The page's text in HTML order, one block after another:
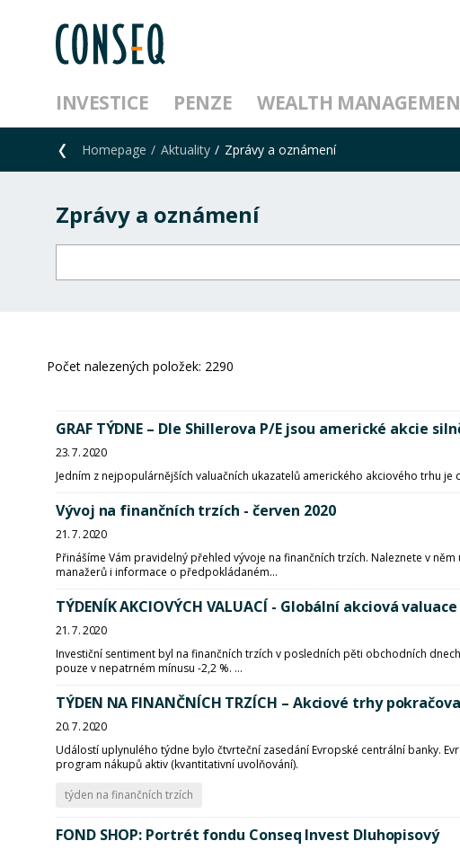
INVESTICE PENZE WEALTH
Homepage Aktuality Zprávy a oznámení
Zprávy a oznámení
Počet nalezených položek: 2290
GRAF TÝDNE – Dle Shillerova P/E jsou americké akcie
23. 7. 2020
Jedním z nejpopulárnějších valuačních ukazatelů amerického akciového trhu
Vývoj na finančních trzích - červen 2020
21. 7. 2020
Přinášíme Vám pravidelný přehled vývoje na finančních trzích. Naleznete v
manažerů i informace o předpokládaném...
TÝDENÍK AKCIOVÝCH VALUACÍ - Globální akciová
21. 7. 2020
Investiční sentiment byl na finančních trzích v posledních pěti obchodních
pouze v nepatrném mínusu -2,2 %. ...
TÝDEN NA FINANČNÍCH TRZÍCH – Akciové trhy
20. 7. 2020
Událostí uplynulého týdne bylo čtvrteční zasedání Evropské centrální banky.
program nákupů aktiv (kvantitativní uvolňování).
týden na finančních trzích
FOND SHOP: Portrét fondu Conseq Invest Dluhopisový